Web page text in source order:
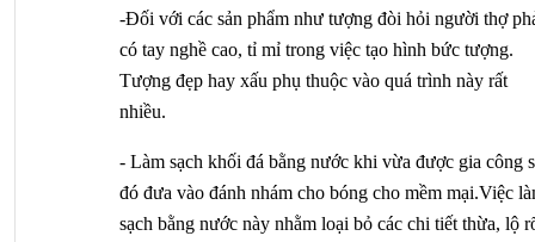
-Đối với các sản phẩm như tượng đòi hỏi người thợ
có tay nghề cao, tỉ mỉ trong việc tạo hình bức tượng.
Tượng đẹp hay xấu phụ thuộc vào quá trình này rất
nhiều.
- Làm sạch khối đá bằng nước khi vừa được gia công
đó đưa vào đánh nhám cho bóng cho mềm mại.Việc
sạch bằng nước này nhằm loại bỏ các chi tiết thừa, lộ